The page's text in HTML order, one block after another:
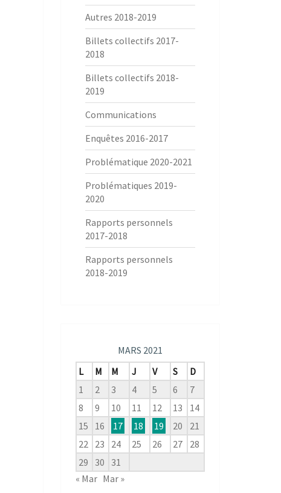
Autres 2018-2019
Billets collectifs 2017-
2018
Billets collectifs 2018-
2019
Communications
Enquêtes 2016-2017
Problématique 2020-2021
Problématiques 2019-
2020
Rapports personnels
2017-2018
Rapports personnels
2018-2019
MARS 2021
L
M M J V S
D
1
2 3 4 5 6
7
8
9 10 11 12 13
14
15
16 17 18 19 20
21
22
23 24 25 26 27
28
29
30
31
« Mar Mar »